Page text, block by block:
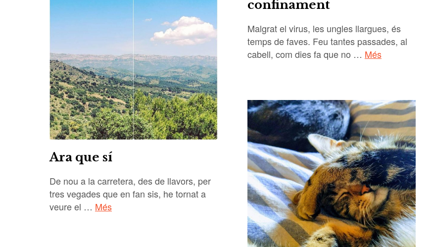
Ara que sí
De nou a la carretera, des de llavors, per
tres vegades que en fan sis, he tornat a
veure el … Més
confinament
Malgrat el virus, les ungles llargues, és
temps de faves. Feu tantes passades, al
cabell, com dies fa que no … Més